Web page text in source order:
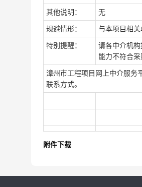
其他说明： 无
规避情形： 与本项目相
特别提醒：
请各中介机
能力不符合
漳州市工程项目网上中介服务
联系方式。
附件下载